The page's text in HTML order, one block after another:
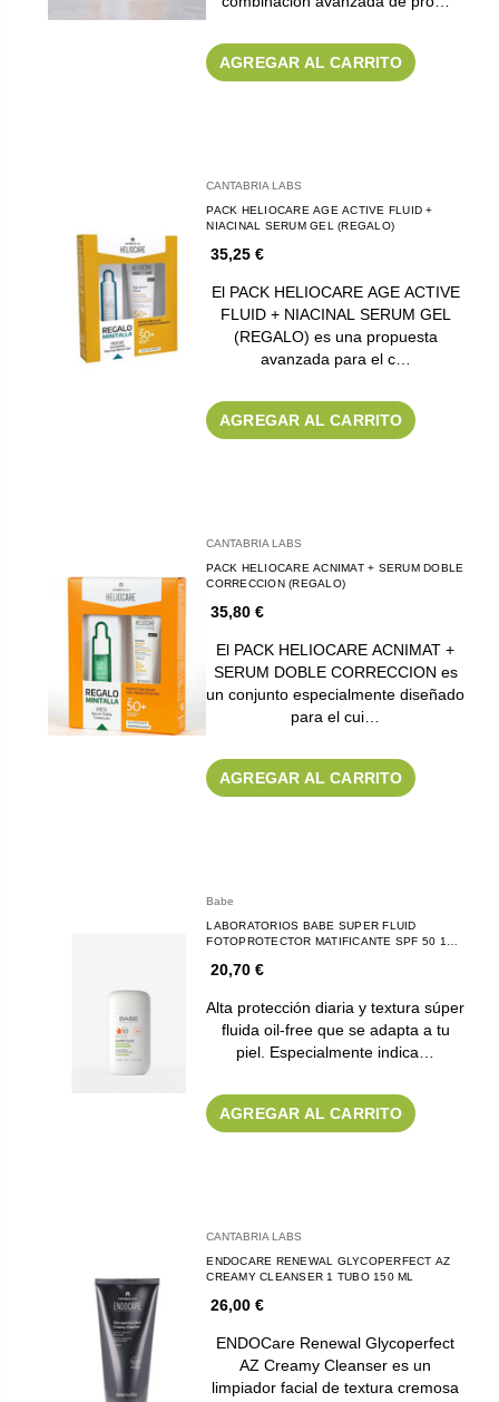
AGREGAR AL CARRITO
CANTABRIA LABS
PACK HELIOCARE AGE ACTIVE FLUID +
NIACINAL SERUM GEL (REGALO)
35,25 €
El PACK HELIOCARE AGE ACTIVE
FLUID + NIACINAL SERUM GEL
(REGALO) es una propuesta
avanzada para el c…
AGREGAR AL CARRITO
CANTABRIA LABS
PACK HELIOCARE ACNIMAT + SERUM DOBLE
CORRECCION (REGALO)
35,80 €
El PACK HELIOCARE ACNIMAT +
SERUM DOBLE CORRECCION es
un conjunto especialmente diseñado
para el cui…
AGREGAR AL CARRITO
Babe
LABORATORIOS BABE SUPER FLUID
FOTOPROTECTOR MATIFICANTE SPF 50 1
20,70 €
Alta protección diaria y textura súper
fluida oil-free que se adapta a tu
piel. Especialmente indica…
AGREGAR AL CARRITO
CANTABRIA LABS
ENDOCARE RENEWAL GLYCOPERFECT AZ
CREAMY CLEANSER 1 TUBO 150 ML
26,00 €
ENDOCare Renewal Glycoperfect
AZ Creamy Cleanser es un
limpiador facial de textura cremosa